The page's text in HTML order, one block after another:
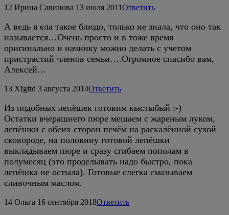
12 Ирина Савинова 13 июля 2011Ответить
А ведь я ела такое блюдо, только не знала, что оно так
называется…Очень просто и в тоже время
оригинально и начинку можно делать с учетом
пристрастий членов семьи….Огромное спасибо вам,
Алексей…
13 Xfgftd 3 августа 2014Ответить
Из подобных лепёшек готовим кыстыбый :-)
Остатки вчерашнего пюре мешаем с жареным луком,
лепёшки с обеих сторон печём на раскалённой сухой
сковороде, на половину готовой лепёшки
выкладываем пюре и сразу сгибаем пополам в
полумесяц (это проделывать надо быстро, пока
лепёшка не остыла). Готовые слегка смазываем
сливочным маслом.
14 Ольга 16 сентября 2018Ответить